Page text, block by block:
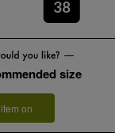
38
size
on